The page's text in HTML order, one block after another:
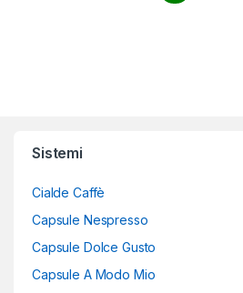
Sistemi
Cialde Caffè
Capsule Nespresso
Capsule Dolce Gusto
Capsule A Modo Mio